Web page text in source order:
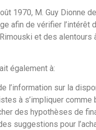
1970, M. Guy Dionne
afin de vérifier l’intérêt
et des alentours
également à:
l’information sur la
à s’impliquer comme
des hypothèses de
suggestions pour